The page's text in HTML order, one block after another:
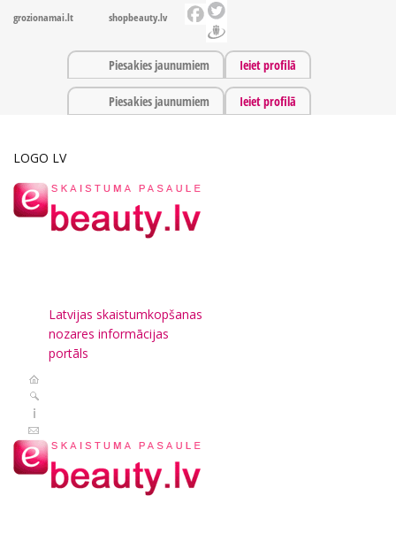
grozionamai.lt shopbeauty.lv
Piesakies jaunumiem Ieiet profilā
Piesakies jaunumiem Ieiet profilā
LOGO LV
Latvijas skaistumkopšanas
nozares informācijas
portāls